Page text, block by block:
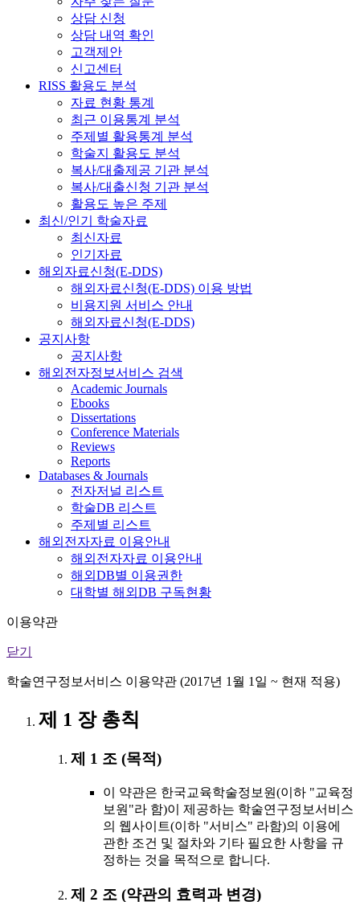
상담 신청
상담 내역 확인
고객제안
신고센터
RISS 활용도 분석
자료 현황 통계
최근 이용통계 분석
주제별 활용통계 분석
학술지 활용도 분석
복사/대출제공 기관 분석
복사/대출신청 기관 분석
활용도 높은 주제
최신/인기 학술자료
최신자료
인기자료
해외자료신청(E-DDS)
해외자료신청(E-DDS) 이용 방법
비용지원 서비스 안내
해외자료신청(E-DDS)
공지사항
공지사항
해외전자정보서비스 검색
Academic Journals
Ebooks
Dissertations
Conference Materials
Reviews
Reports
Databases & Journals
전자저널 리스트
학술DB 리스트
주제별 리스트
해외전자자료 이용안내
해외전자자료 이용안내
해외DB별 이용권한
대학별 해외DB 구독현황
이용약관
닫기
학술연구정보서비스 이용약관 (2017년 1월 1일 ~ 현재 적용)
제 1 장 총칙
제 1 조 (목적)
이 약관은 한국교육학술정보원(이하 "교육정
보원"라 함)이 제공하는 학술연구정보서비스
의 웹사이트(이하 "서비스" 라함)의 이용에
관한 조건 및 절차와 기타 필요한 사항을 규
정하는 것을 목적으로 합니다.
제 2 조 (약관의 효력과 변경)